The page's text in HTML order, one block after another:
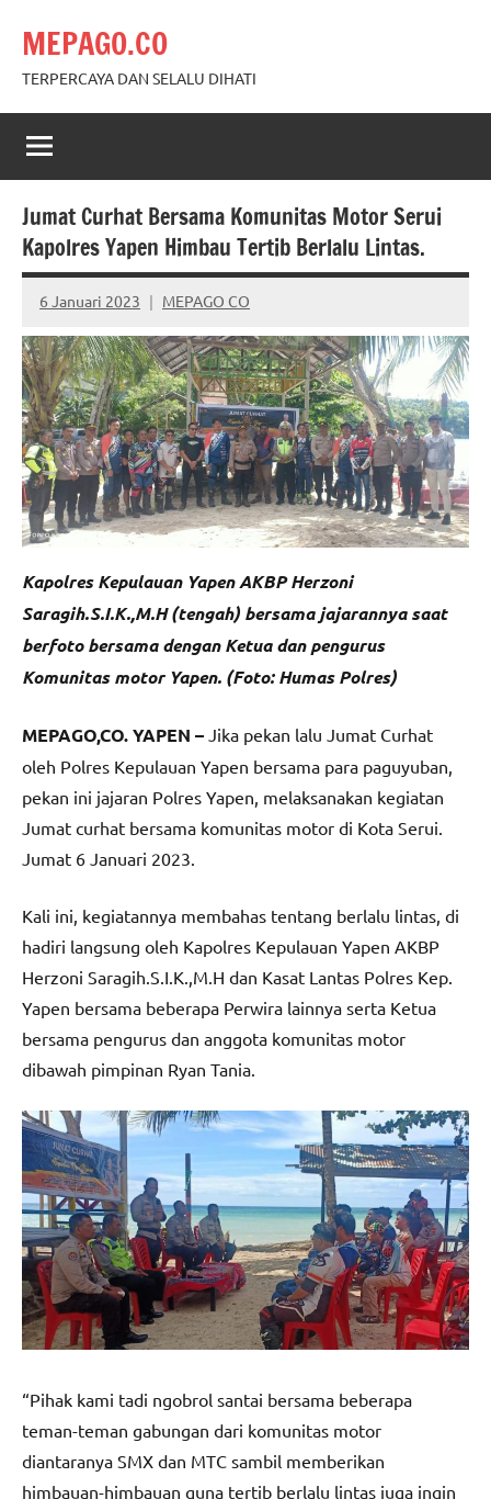
content
MEPAGO.CO
TERPERCAYA DAN SELALU DIHATI
Jumat Curhat Bersama Komunitas Motor Serui
Kapolres Yapen Himbau Tertib Berlalu Lintas.
6 Januari 2023 MEPAGO CO
No
comments
Kapolres Kepulauan Yapen AKBP Herzoni
Saragih.S.I.K.,M.H (tengah) bersama jajarannya saat
berfoto bersama dengan Ketua dan pengurus
Komunitas motor Yapen. (Foto: Humas Polres)
MEPAGO,CO. YAPEN – Jika pekan lalu Jumat Curhat
oleh Polres Kepulauan Yapen bersama para paguyuban,
pekan ini jajaran Polres Yapen, melaksanakan kegiatan
Jumat curhat bersama komunitas motor di Kota Serui.
Jumat 6 Januari 2023.
Kali ini, kegiatannya membahas tentang berlalu lintas, di
hadiri langsung oleh Kapolres Kepulauan Yapen AKBP
Herzoni Saragih.S.I.K.,M.H dan Kasat Lantas Polres Kep.
Yapen bersama beberapa Perwira lainnya serta Ketua
bersama pengurus dan anggota komunitas motor
dibawah pimpinan Ryan Tania.
“Pihak kami tadi ngobrol santai bersama beberapa
teman-teman gabungan dari komunitas motor
diantaranya SMX dan MTC sambil memberikan
himbauan-himbauan guna tertib berlalu lintas juga ingin